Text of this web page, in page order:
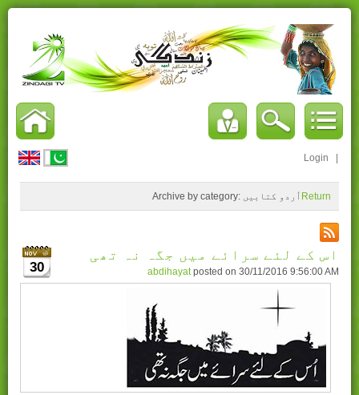
Login
Archive by category: اُردو کتابیں Return
30
اس کے لئے سرائے میں جگہ نہ تھی
abdihayatposted on 30/11/2016 9:56:00 AM